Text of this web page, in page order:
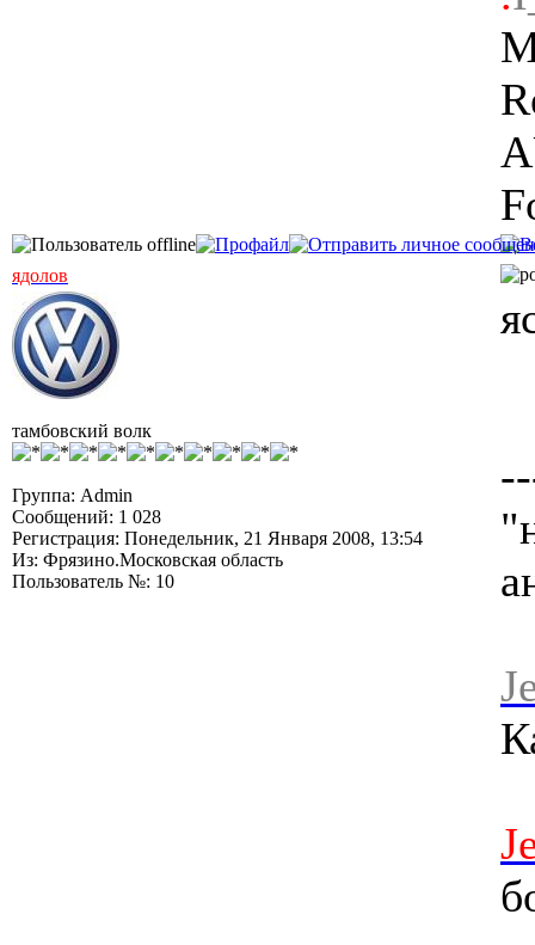
ядолов
тамбовский волк
Группа: Admin
Сообщений: 1 028
Регистрация: Понедельник, 21 Января 2008, 13:54
Из: Фрязино.Московская область
Пользователь №: 10